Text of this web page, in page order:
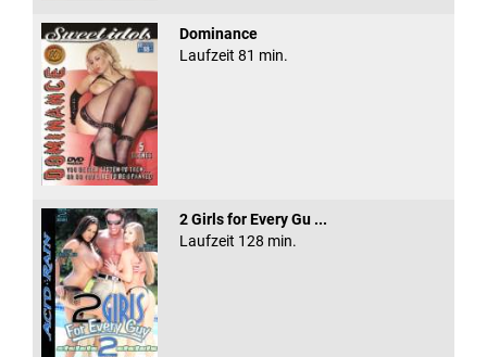
Dominance
Laufzeit 81 min.
2 Girls for Every Gu ...
Laufzeit 128 min.